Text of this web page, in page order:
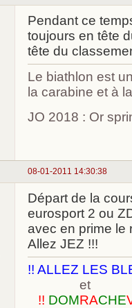
Pendant ce
toujours en tête
tête du
Le biathlon est
la carabine et à
JO 2018 : Or
08-01-2011 14:30:38
Départ de la
eurosport 2 ou
avec en prime le
Allez JEZ !!!
!! ALLEZ LES
et
!! DOMRACHE